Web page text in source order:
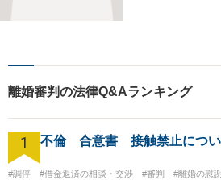
の喜びです。お困
全個室対応】
離婚審判の法律Q&Aランキング
1 不倫 合意書 接触禁止につ
#調停 #借金返済の相談・交渉 #審判 #離婚の慰